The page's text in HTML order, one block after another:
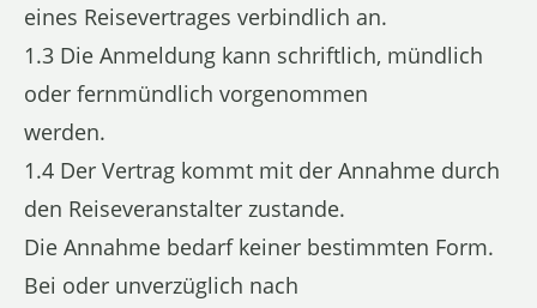
eines Reisevertrages verbindlich an.
1.3 Die Anmeldung kann schriftlich, mündlich
oder fernmündlich vorgenommen
werden.
1.4 Der Vertrag kommt mit der Annahme durch
den Reiseveranstalter zustande.
Die Annahme bedarf keiner bestimmten Form.
Bei oder unverzüglich nach